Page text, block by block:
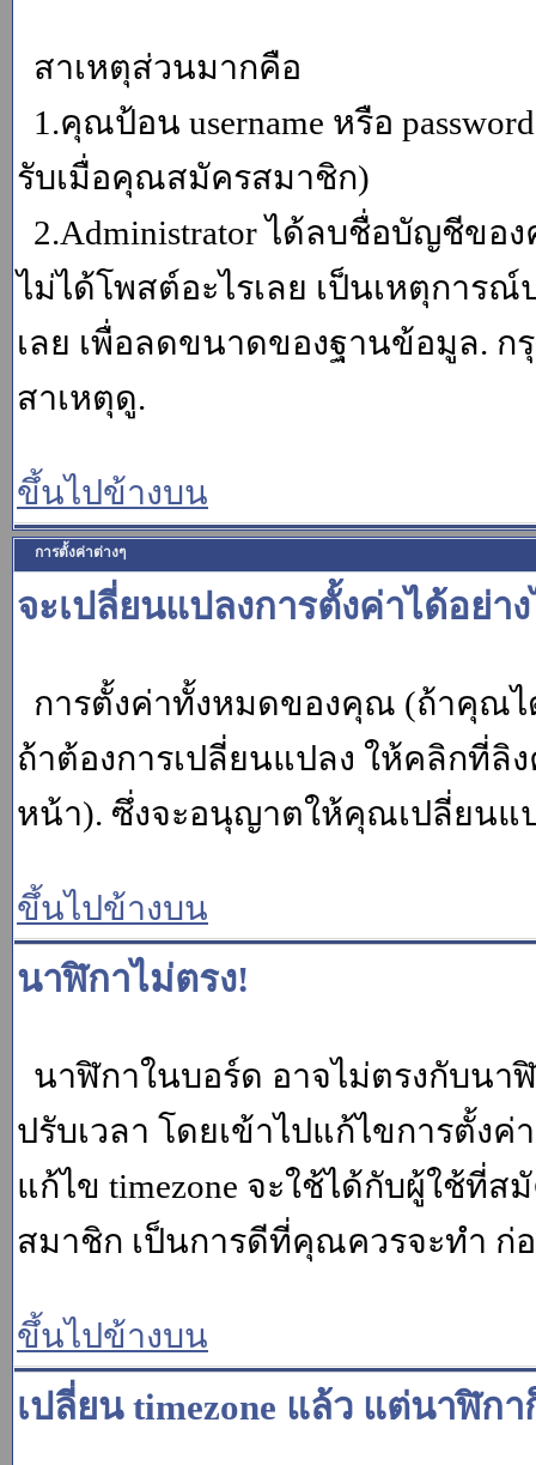
สาเหตุส่วนมากคือ
1.คุณป้อน username หรือ
รับเมื่อคุณสมัครสมาชิก)
2.Administrator ได้ลบชื่อบัญชีขอ
ไม่ได้โพสต์อะไรเลย เป็นเหตุการ
เลย เพื่อลดขนาดของฐานข้อมูล.
สาเหตุดู.
ขึ้นไปข้างบน
การตั้งค่าต่างๆ
จะเปลี่ยนแปลงการตั้งค่าได้อย่าง
การตั้งค่าทั้งหมดของคุณ (ถ้าคุณไ
ถ้าต้องการเปลี่ยนแปลง ให้คลิกที่ลิ
หน้า). ซึ่งจะอนุญาตให้คุณเปลี่ยนแ
ขึ้นไปข้างบน
นาฬิกาไม่ตรง!
นาฬิกาในบอร์ด อาจไม่ตรงกับน
ปรับเวลา โดยเข้าไปแก้ไขการตั้ง
แก้ไข timezone จะใช้ได้กับผู้ใช้ที่
สมาชิก เป็นการดีที่คุณควรจะทำ
ขึ้นไปข้างบน
เปลี่ยน timezone แล้ว แต่นาฬิกา